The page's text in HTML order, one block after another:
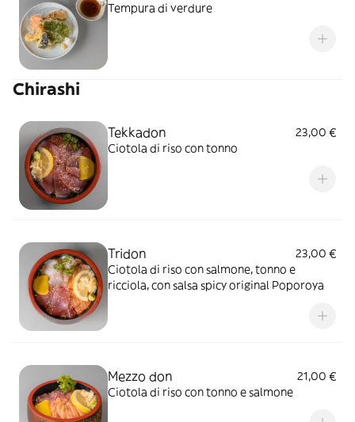
Tempura di verdure
Chirashi
Tekkadon
23,00 €
Ciotola di riso con tonno
Tridon
23,00 €
Ciotola di riso con salmone, tonno e
ricciola, con salsa spicy original Poporoya
Mezzo don
21,00 €
Ciotola di riso con tonno e salmone